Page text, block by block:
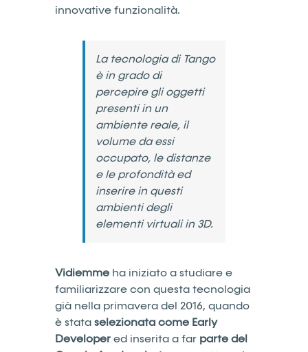
innovative funzionalità.
La tecnologia di Tango
è in grado di
percepire gli oggetti
presenti in un
ambiente reale, il
volume da essi
occupato, le distanze
e le profondità ed
inserire in questi
ambienti degli
elementi virtuali in 3D.
Vidiemme ha iniziato a studiare e
familiarizzare con questa tecnologia
già nella primavera del 2016, quando
è stata selezionata come Early
Developer ed inserita a far parte del